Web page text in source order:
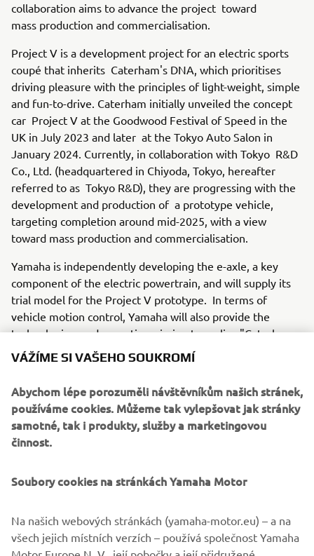
collaboration aims to advance the project toward
mass production and commercialisation.
Project V is a development project for an electric sports
coupé that inherits Caterham's DNA, which prioritises
driving pleasure with the principles of light-weight, simple
and fun-to-drive. Caterham initially unveiled the concept
car Project V at the Goodwood Festival of Speed in the
UK in July 2023 and later at the Tokyo Auto Salon in
January 2024. Currently, in collaboration with Tokyo R&D
Co., Ltd. (headquartered in Chiyoda, Tokyo, hereafter
referred to as Tokyo R&D), they are progressing with the
development and production of a prototype vehicle,
targeting completion around mid-2025, with a view
toward mass production and commercialisation.
Yamaha is independently developing the e-axle, a key
component of the electric powertrain, and will supply its
trial model for the Project V prototype. In terms of
vehicle motion control, Yamaha will also provide the
technologies and expertise, aiming to realise "Caterham
Powered by Yamaha Motor."
achieve carbon neutrality in Scope 3* emissions by 2050.
The company is engaged in the development of advanced
small and lightweight electric powertrains, which is
Yamaha's strength; in March 2024, Yamaha announced its
electric powertrains into the Formula E World
To create a more sustainable world, Yamaha Motor will
continue promoting the research and development of
VÁŽÍME SI VAŠEHO SOUKROMÍ
Abychom lépe porozuměli návštěvníkům našich stránek,
používáme cookies. Můžeme tak vylepšovat jak stránky
samotné, tak i produkty, služby a marketingovou
činnost.
Soubory cookies na stránkách Yamaha Motor
Na našich webových stránkách (yamaha-motor.eu) – a na
všech jejich místních verzích – používá společnost Yamaha